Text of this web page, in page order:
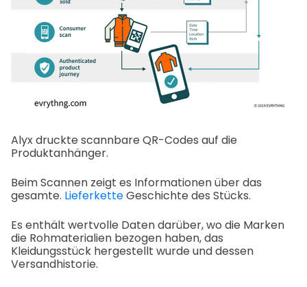
Alyx druckte scannbare QR-Codes auf die
Produktanhänger.
Beim Scannen zeigt es Informationen über das
gesamte. LieferketteGeschichte des Stücks.
Es enthält wertvolle Daten darüber, wo die Marken
die Rohmaterialien bezogen haben, das
Kleidungsstück hergestellt wurde und dessen
Versandhistorie.